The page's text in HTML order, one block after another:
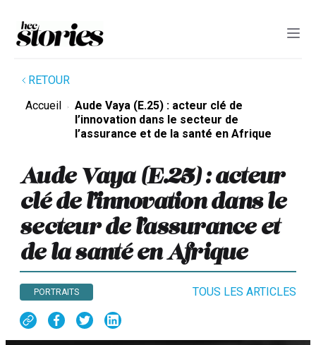
RETOUR
Accueil
Aude Vaya (E.25) : acteur clé de
l’innovation dans le secteur de
l’assurance et de la santé en Afrique
Aude Vaya (E.25) : acteur
clé de l’innovation dans le
secteur de l’assurance et
de la santé en Afrique
PORTRAITS TOUS LES ARTICLES